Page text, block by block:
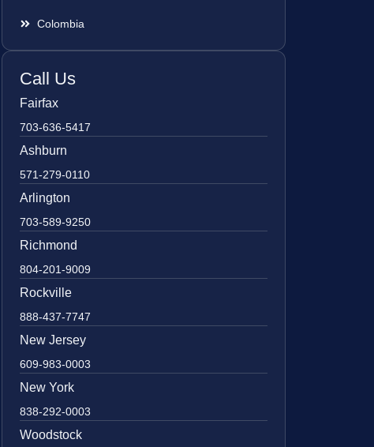
Colombia
Call Us
Fairfax
703-636-5417
Ashburn
571-279-0110
Arlington
703-589-9250
Richmond
804-201-9009
Rockville
888-437-7747
New Jersey
609-983-0003
New York
838-292-0003
Woodstock